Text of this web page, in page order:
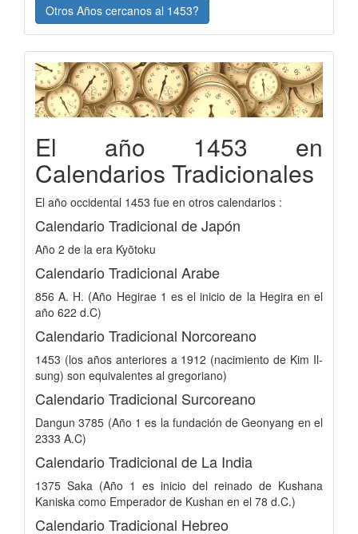
Otros Años cercanos al 1453?
El año 1453 en
Calendarios Tradicionales
El año occidental 1453 fue en otros calendarios :
Calendario Tradicional de Japón
Año 2 de la era Kyōtoku
Calendario Tradicional Arabe
856 A. H. (Año Hegirae 1 es el inicio de la Hegira en el
año 622 d.C)
Calendario Tradicional Norcoreano
1453 (los años anteriores a 1912 (nacimiento de Kim Il-
sung) son equivalentes al gregoriano)
Calendario Tradicional Surcoreano
Dangun 3785 (Año 1 es la fundación de Geonyang en el
2333 A.C)
Calendario Tradicional de La India
1375 Saka (Año 1 es inicio del reinado de Kushana
Kaniska como Emperador de Kushan en el 78 d.C.)
Calendario Tradicional Hebreo